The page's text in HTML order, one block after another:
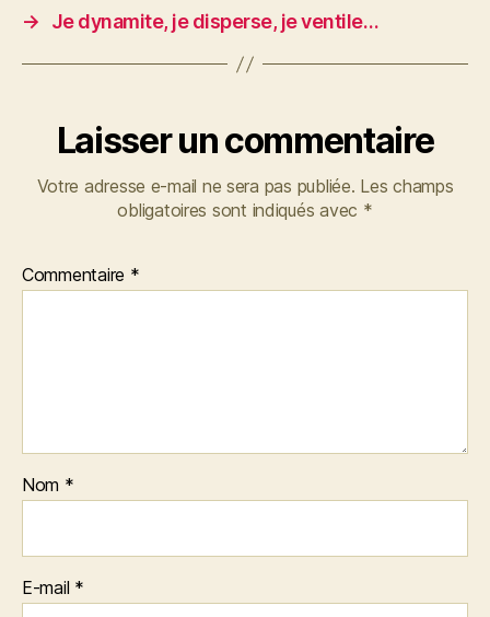
→
Je dynamite, je disperse, je ventile…
Laisser un commentaire
Votre adresse e-mail ne sera pas publiée. Les champs
obligatoires sont indiqués avec *
Commentaire *
Nom *
E-mail *